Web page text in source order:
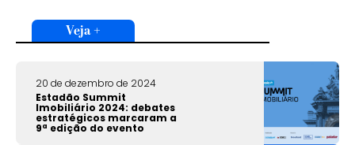
Veja +
20 de dezembro de 2024
Estadão Summit
Imobiliário 2024: debates
estratégicos marcaram a
9ª edição do evento